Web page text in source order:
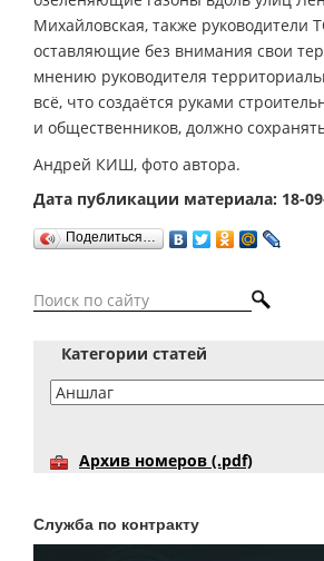
Михайловская, также руководители
оставляющие без внимания свои
мнению руководителя
всё, что создаётся руками
и общественников, должно
Андрей КИШ, фото автора.
Дата публикации материала: 18-
Поделиться…
Категории статей
Архив номеров (.pdf)
Служба по контракту